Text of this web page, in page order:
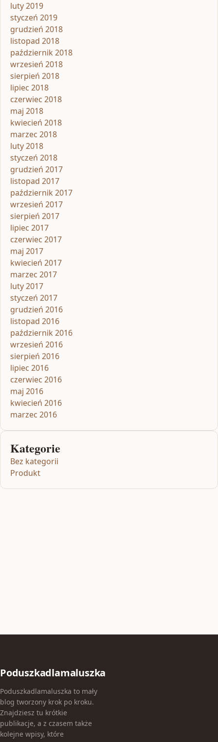
luty 2019
styczeń 2019
grudzień 2018
listopad 2018
październik 2018
wrzesień 2018
sierpień 2018
lipiec 2018
czerwiec 2018
maj 2018
kwiecień 2018
marzec 2018
luty 2018
styczeń 2018
grudzień 2017
listopad 2017
październik 2017
wrzesień 2017
sierpień 2017
lipiec 2017
czerwiec 2017
maj 2017
kwiecień 2017
marzec 2017
luty 2017
styczeń 2017
grudzień 2016
listopad 2016
październik 2016
wrzesień 2016
sierpień 2016
lipiec 2016
czerwiec 2016
maj 2016
kwiecień 2016
marzec 2016
Kategorie
Bez kategorii
Produkt
Poduszkadlamaluszka
Poduszkadlamaluszka to mały
blog tworzony krok po kroku.
Znajdziesz tu krótkie
publikacje, a z czasem także
kolejne wpisy, które